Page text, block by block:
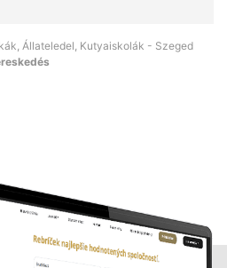
Állateledel, Kutyaiskolák - Szeged